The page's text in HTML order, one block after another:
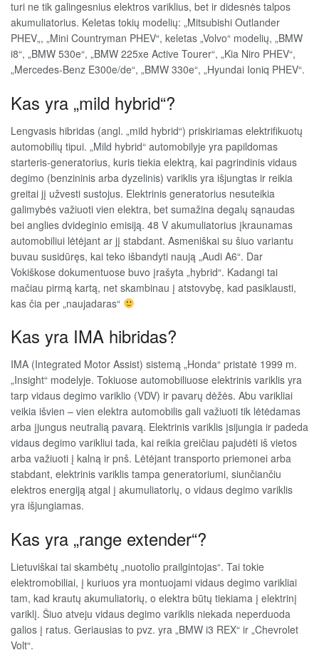
turi ne tik galingesnius elektros variklius, bet ir didesnės talpos
akumuliatorius. Keletas tokių modelių: „Mitsubishi Outlander
PHEV„, „Mini Countryman PHEV“, keletas „Volvo“ modelių, „BMW
i8“, „BMW 530e“, „BMW 225xe Active Tourer“, „Kia Niro PHEV“,
„Mercedes-Benz E300e/de“, „BMW 330e“, „Hyundai Ioniq PHEV“.
Kas yra „mild hybrid“?
Lengvasis hibridas (angl. „mild hybrid“) priskiriamas elektrifikuotų
automobilių tipui. „Mild hybrid“ automobilyje yra papildomas
starteris-generatorius, kuris tiekia elektrą, kai pagrindinis vidaus
degimo (benzininis arba dyzelinis) variklis yra išjungtas ir reikia
greitai jį užvesti sustojus. Elektrinis generatorius nesuteikia
galimybės važiuoti vien elektra, bet sumažina degalų sąnaudas
bei anglies dvideginio emisiją. 48 V akumuliatorius įkraunamas
automobiliui lėtėjant ar jį stabdant. Asmeniškai su šiuo variantu
buvau susidūręs, kai teko išbandyti naują „Audi A6“. Dar
Vokiškose dokumentuose buvo įrašyta „hybrid“. Kadangi tai
mačiau pirmą kartą, net skambinau į atstovybę, kad pasiklausti,
kas čia per „naujadaras“
Kas yra IMA hibridas?
IMA (Integrated Motor Assist) sistemą „Honda“ pristatė 1999 m.
„Insight“ modelyje. Tokiuose automobiliuose elektrinis variklis yra
tarp vidaus degimo variklio (VDV) ir pavarų dėžės. Abu varikliai
veikia išvien – vien elektra automobilis gali važiuoti tik lėtėdamas
arba įjungus neutralią pavarą. Elektrinis variklis įsijungia ir padeda
vidaus degimo varikliui tada, kai reikia greičiau pajudėti iš vietos
arba važiuoti į kalną ir pnš. Lėtėjant transporto priemonei arba
stabdant, elektrinis variklis tampa generatoriumi, siunčiančiu
elektros energiją atgal į akumuliatorių, o vidaus degimo variklis
yra išjungiamas.
Kas yra „range extender“?
Lietuviškai tai skambėtų „nuotolio prailgintojas“. Tai tokie
elektromobiliai, į kuriuos yra montuojami vidaus degimo varikliai
tam, kad krautų akumuliatorių, o elektra būtų tiekiama į elektrinį
variklį. Šiuo atveju vidaus degimo variklis niekada neperduoda
galios į ratus. Geriausias to pvz. yra „BMW i3 REX“ ir „Chevrolet
Volt“.